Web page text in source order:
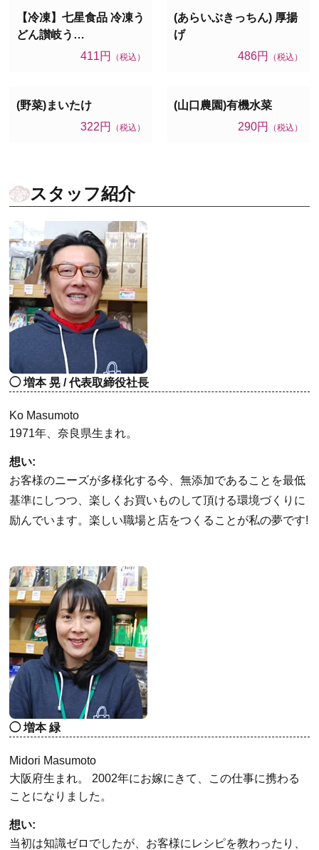
【冷凍】七星食品 冷凍う
どん讃岐う…
411円
（税込）
(あらいぶきっちん) 厚揚
げ
486円
（税込）
(野菜)まいたけ
322円
（税込）
(山口農園)有機水菜
290円
（税込）
スタッフ紹介
増本 晃 / 代表取締役社長
Ko Masumoto
1971年、奈良県生まれ。
想い:
お客様のニーズが多様化する今、無添加であることを最低
基準にしつつ、楽しくお買いものして頂ける環境づくりに
励んでいます。楽しい職場と店をつくることが私の夢です!
増本 緑
Midori Masumoto
大阪府生まれ。 2002年にお嫁にきて、この仕事に携わる
ことになりました。
想い:
当初は知識ゼロでしたが、お客様にレシピを教わったり、